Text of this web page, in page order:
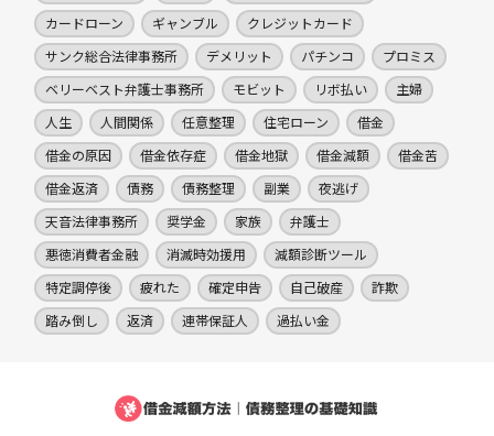
カードローン
ギャンブル
クレジットカード
サンク総合法律事務所
デメリット パチンコ
プロミス
ベリーベスト弁護士事務所
モビット リボ払い
主婦
人生
人間関係 任意整理 住宅ローン
借金
借金の原因
借金依存症 借金地獄 借金減額
借金苦
借金返済
債務 債務整理 副業
夜逃げ
天音法律事務所
奨学金 家族
弁護士
悪徳消費者金融
消滅時効援用
減額診断ツール
特定調停後
疲れた 確定申告 自己破産
詐欺
踏み倒し
返済 連帯保証人 過払い金